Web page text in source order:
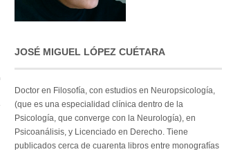
JOSÉ MIGUEL LÓPEZ CUÉTARA
Doctor en Filosofía, con estudios en Neuropsicología,
(que es una especialidad clínica dentro de la
Psicología, que converge con la Neurología), en
Psicoanálisis, y Licenciado en Derecho. Tiene
publicados cerca de cuarenta libros entre monografías